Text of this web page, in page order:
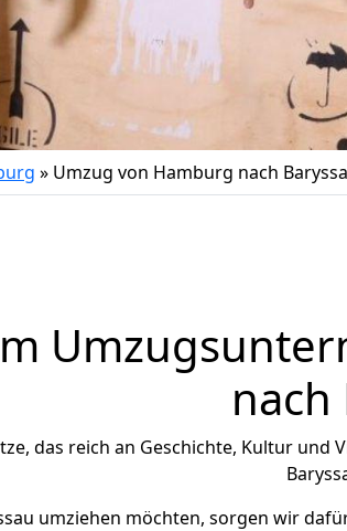
» Umzug von Hamburg nach
nach
das reich an Geschichte, Kultur und
umziehen möchten, sorgen wir